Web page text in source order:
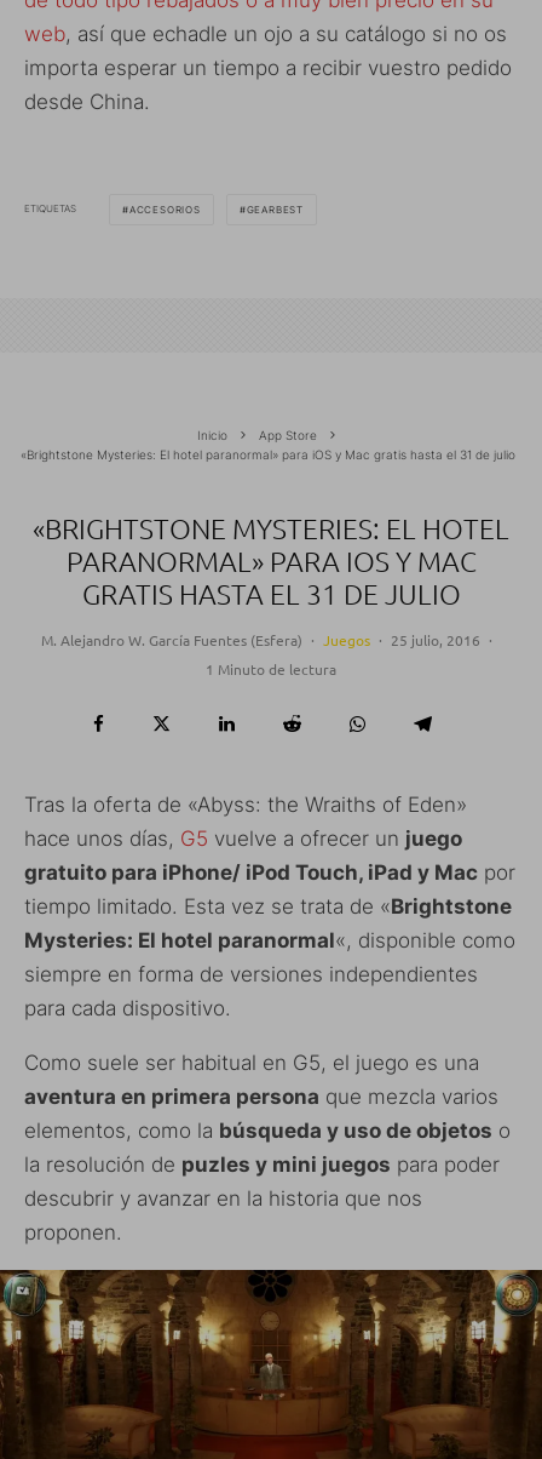
web, así que echadle un ojo a su catálogo si no os
importa esperar un tiempo a recibir vuestro pedido
desde China.
ETIQUETAS ACCESORIOS GEARBEST
Inicio
App Store
«Brightstone Mysteries: El hotel paranormal» para iOS y Mac gratis hasta el 31 de julio
«BRIGHTSTONE MYSTERIES: EL HOTEL
PARANORMAL» PARA IOS Y MAC
GRATIS HASTA EL 31 DE JULIO
M. Alejandro W. García Fuentes (Esfera) · Juegos · 25 julio, 2016 ·
1 Minuto de lectura
Tras la oferta de «Abyss: the Wraiths of Eden»
hace unos días, G5 vuelve a ofrecer un juego
gratuito para iPhone/ iPod Touch, iPad y Mac por
tiempo limitado. Esta vez se trata de «Brightstone
Mysteries: El hotel paranormal«, disponible como
siempre en forma de versiones independientes
para cada dispositivo.
Como suele ser habitual en G5, el juego es una
aventura en primera persona que mezcla varios
elementos, como la búsqueda y uso de objetos o
la resolución de puzles y mini juegos para poder
descubrir y avanzar en la historia que nos
proponen.